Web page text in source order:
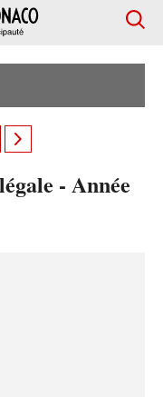
- Année